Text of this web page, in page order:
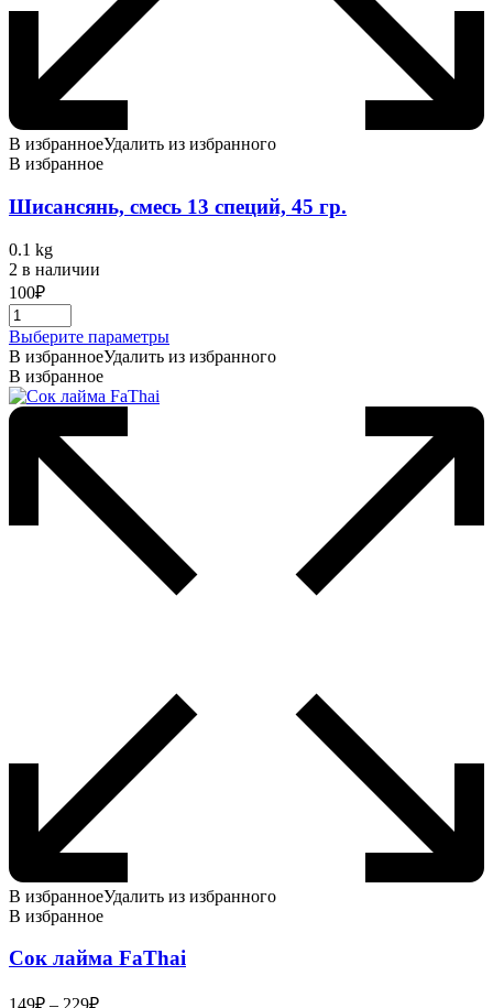
В избранноеУдалить из избранного
В избранное
Шисансянь, смесь 13 специй, 45 гр.
0.1 kg
2 в наличии
100₽
Выберите параметрыЭтот
товар
В избранноеУдалить из избранного
В избранное
В избранноеУдалить из избранного
В избранное
Сок лайма FaThai
Диапазон